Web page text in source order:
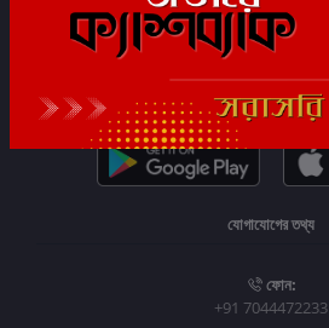
যোগাযোগের তথ্য
ফোন:
+91 7044472233